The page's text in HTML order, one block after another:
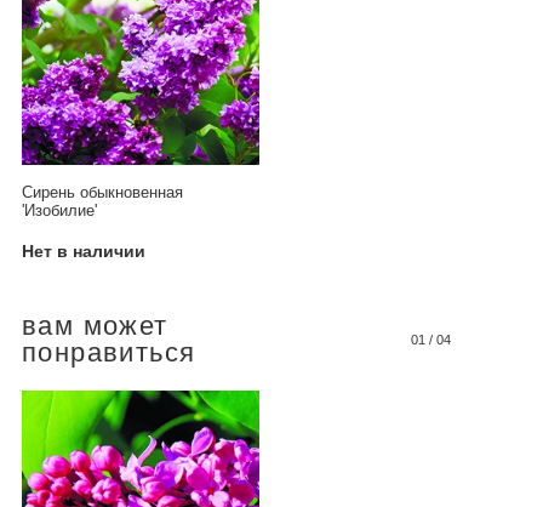
Сирень обыкновенная
'Изобилие'
Нет в наличии
вам может
понравиться
01 / 04